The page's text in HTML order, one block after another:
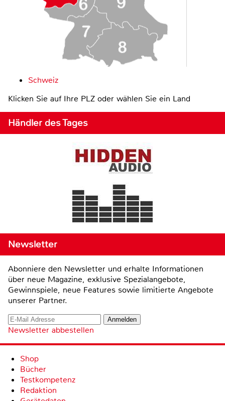
Schweiz
Klicken Sie auf Ihre PLZ oder wählen Sie ein Land
Händler des Tages
Newsletter
Abonniere den Newsletter und erhalte Informationen
über neue Magazine, exklusive Spezialangebote,
Gewinnspiele, neue Features sowie limitierte Angebote
unserer Partner.
Newsletter abbestellen
Shop
Bücher
Testkompetenz
Redaktion